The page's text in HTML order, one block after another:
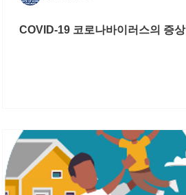
COVID-19 코로나바이러스의 증상